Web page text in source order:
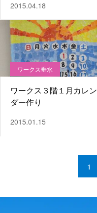
2015.04.18
ワークス垂水
ワークス３階１月カレン
ダー作り
2015.01.15
1